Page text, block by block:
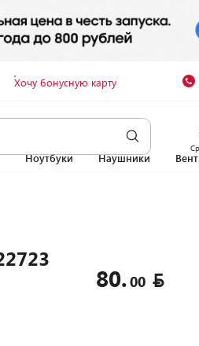
Хочу бонусную карту
Ноутбуки Наушники
80.00